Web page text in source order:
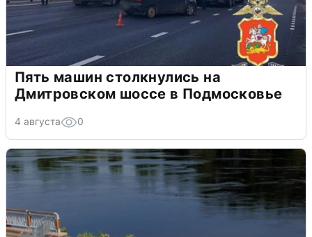
Пять машин столкнулись на
Дмитровском шоссе в Подмосковье
4 августа 0